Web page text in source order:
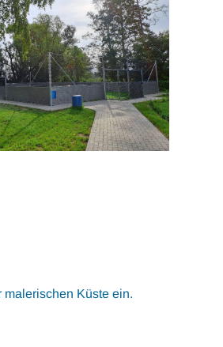
Küste ein.